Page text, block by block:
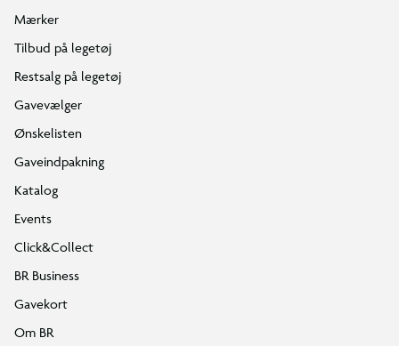
Mærker
Tilbud på legetøj
Restsalg på legetøj
Gavevælger
Ønskelisten
Gaveindpakning
Katalog
Events
Click&Collect
BR Business
Gavekort
Om BR